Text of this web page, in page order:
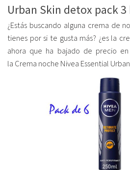
Urban Skin detox pack
¿Estás buscando alguna crema de
tienes por si te gusta más? ¿es la
ahora que ha bajado de precio
la Crema noche Nivea Essential